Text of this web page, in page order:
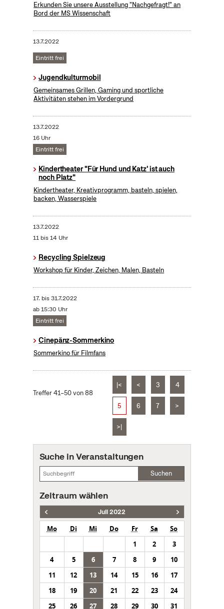
Erkunden Sie unsere Ausstellung "Nachgefragt!" an
Bord der MS Wissenschaft
13.7.2022
Eintritt frei
Jugendkulturmobil
Gemeinsames Grillen, Gaming und sportliche
Aktivitäten stehen im Vordergrund
13.7.2022
16 Uhr
Eintritt frei
Kindertheater "Für Hund und Katz' ist auch
noch Platz"
Kindertheater, Kreativprogramm, basteln, spielen,
backen, Wasserspiele
13.7.2022
11 bis 14 Uhr
Recycling Spielzeug
Workshop für Kinder, Zeichen, Malen, Basteln
17. bis31.7.2022
ab 15:30 Uhr
Eintritt frei
Cinepänz-Sommerkino
Sommerkino für Filmfans
Treffer 41–50 von 88
|< < 3 4
5 6 7 >
>|
Suche in Veranstaltungen
Suchen
Zeitraum wählen
Juli 2022
Mo Di Mi Do Fr Sa
So
1
2
3
4
5 6 7 8 9
10
11
12 13 14 15 16
17
18
19 20 21 22 23
24
25
26 27 28 29 30 31